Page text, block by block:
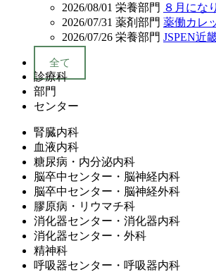
2026/08/01 栄養部門 ８月にな
2026/07/31 薬剤部門 薬働カレ
2026/07/26 栄養部門 JSPEN近
全て
診療科
部門
センター
腎臓内科
血液内科
糖尿病・内分泌内科
脳卒中センター・脳神経内科
脳卒中センター・脳神経外科
膠原病・リウマチ科
消化器センター・消化器内科
消化器センター・外科
精神科
呼吸器センター・呼吸器内科